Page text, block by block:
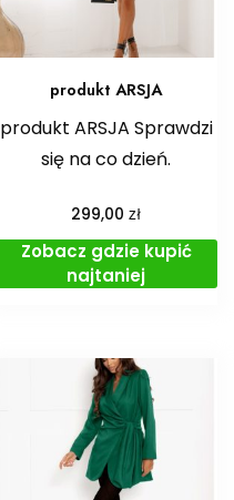
produkt ARSJA
produkt ARSJA Sprawdzi
się na co dzień.
299,00zł
Zobacz gdzie kupić
najtaniej